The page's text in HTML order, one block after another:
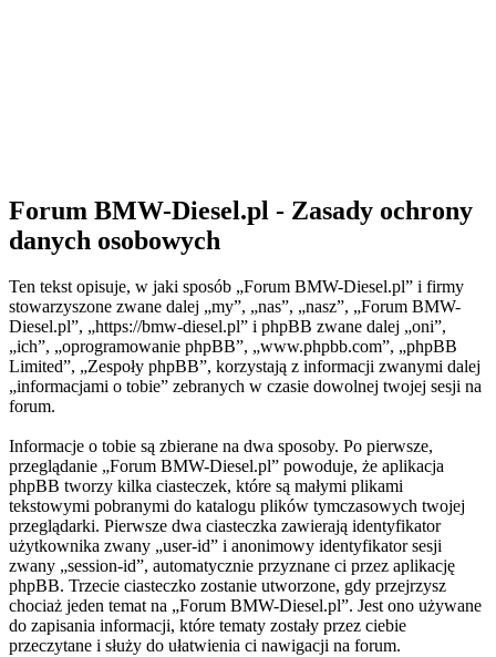
Forum BMW-Diesel.pl - Zasady ochrony
danych osobowych
Ten tekst opisuje, w jaki sposób „Forum BMW-Diesel.pl” i firmy
stowarzyszone zwane dalej „my”, „nas”, „nasz”, „Forum BMW-
Diesel.pl”, „https://bmw-diesel.pl” i phpBB zwane dalej „oni”,
„ich”, „oprogramowanie phpBB”, „www.phpbb.com”, „phpBB
Limited”, „Zespoły phpBB”, korzystają z informacji zwanymi dalej
„informacjami o tobie” zebranych w czasie dowolnej twojej sesji na
forum.
Informacje o tobie są zbierane na dwa sposoby. Po pierwsze,
przeglądanie „Forum BMW-Diesel.pl” powoduje, że aplikacja
phpBB tworzy kilka ciasteczek, które są małymi plikami
tekstowymi pobranymi do katalogu plików tymczasowych twojej
przeglądarki. Pierwsze dwa ciasteczka zawierają identyfikator
użytkownika zwany „user-id” i anonimowy identyfikator sesji
zwany „session-id”, automatycznie przyznane ci przez aplikację
phpBB. Trzecie ciasteczko zostanie utworzone, gdy przejrzysz
chociaż jeden temat na „Forum BMW-Diesel.pl”. Jest ono używane
do zapisania informacji, które tematy zostały przez ciebie
przeczytane i służy do ułatwienia ci nawigacji na forum.